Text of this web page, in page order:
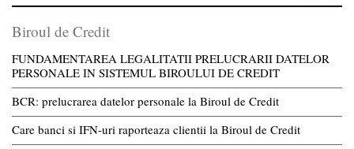
Biroul de Credit
FUNDAMENTAREA LEGALITATII PRELUCRARII DATELOR
PERSONALE IN SISTEMUL BIROULUI DE CREDIT
BCR: prelucrarea datelor personale la Biroul de Credit
Care banci si IFN-uri raporteaza clientii la Biroul de Credit